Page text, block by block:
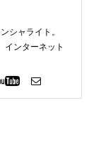
シャライト。
インターネット